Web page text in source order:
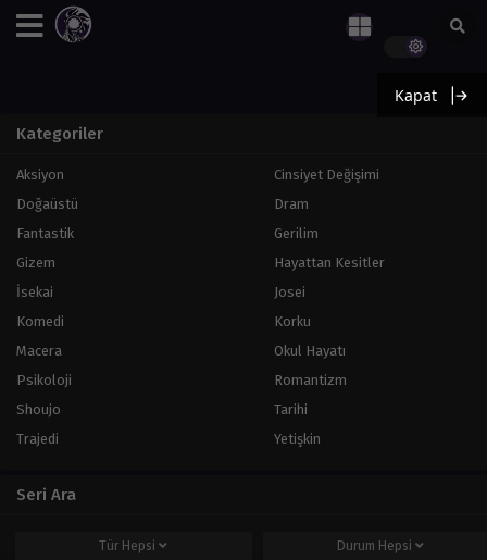
Kategoriler
Aksiyon
Cinsiyet Değişimi
Doğaüstü
Dram
Fantastik
Gerilim
Gizem
Hayattan Kesitler
İsekai
Josei
Komedi
Korku
Macera
Okul Hayatı
Psikoloji
Romantizm
Shoujo
Tarihi
Trajedi
Yetişkin
Seri Ara
Tür Hepsi Durum Hepsi
Kapat